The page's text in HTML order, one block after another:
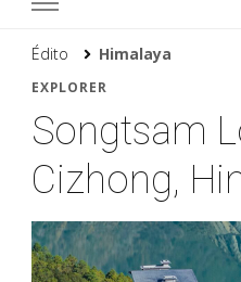
Édito Himalaya
EXPLORER
Songtsam
Cizhong,